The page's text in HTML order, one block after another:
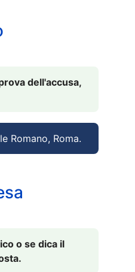
dell'accusa,
Romano, Roma.
o se dica il